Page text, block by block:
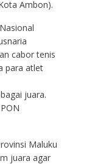
Ambon).
cabor tenis
para atlet
juara.
Maluku
juara agar